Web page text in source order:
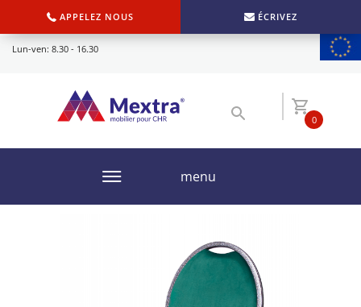
APPELEZ NOUS ÉCRIVEZ
Lun-ven: 8.30 - 16.30
0
menu